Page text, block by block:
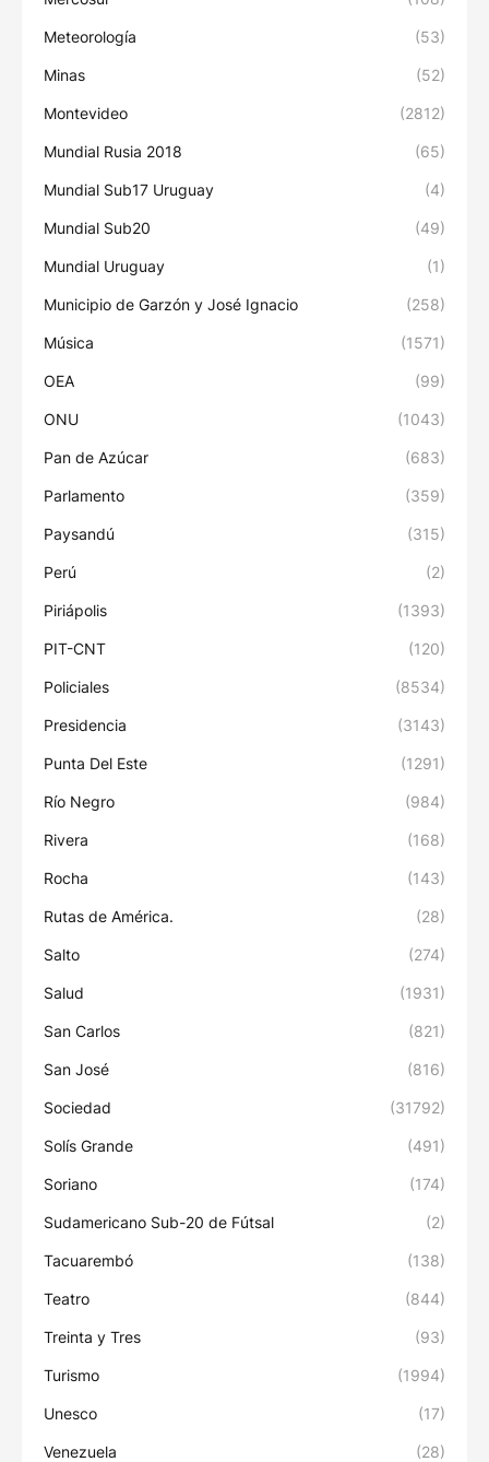
Meteorología (53)
Minas (52)
Montevideo (2812)
Mundial Rusia 2018 (65)
Mundial Sub17 Uruguay (4)
Mundial Sub20 (49)
Mundial Uruguay (1)
Municipio de Garzón y José Ignacio (258)
Música (1571)
OEA (99)
ONU (1043)
Pan de Azúcar (683)
Parlamento (359)
Paysandú (315)
Perú (2)
Piriápolis (1393)
PIT-CNT (120)
Policiales (8534)
Presidencia (3143)
Punta Del Este (1291)
Río Negro (984)
Rivera (168)
Rocha (143)
Rutas de América. (28)
Salto (274)
Salud (1931)
San Carlos (821)
San José (816)
Sociedad (31792)
Solís Grande (491)
Soriano (174)
Sudamericano Sub-20 de Fútsal (2)
Tacuarembó (138)
Teatro (844)
Treinta y Tres (93)
Turismo (1994)
Unesco (17)
Venezuela (28)